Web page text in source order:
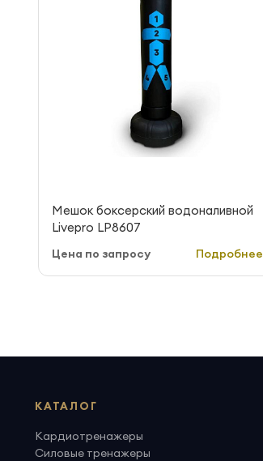
Мешок боксерский водоналивной
Livepro LP8607
Цена по запросу Подробнее
КАТАЛОГ
Кардиотренажеры
Силовые тренажеры